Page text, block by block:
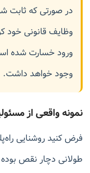
در صورتی که ثابت
وظایف قانونی خود
ورود خسارت شده
وجود خواهد داشت.
نمونه واقعی از
فرض کنید روشنایی
طولانی دچار نقص